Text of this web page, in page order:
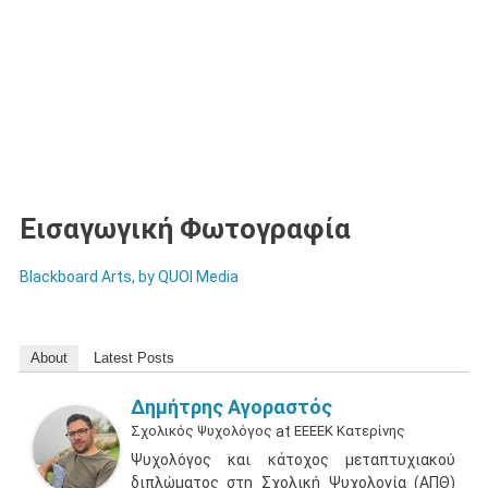
Εισαγωγική Φωτογραφία
Blackboard Arts, by QUOI Media
About Latest Posts
Δημήτρης Αγοραστός
Σχολικός Ψυχολόγος at ΕΕΕΕΚ Κατερίνης
Ψυχολόγος και κάτοχος μεταπτυχιακού
διπλώματος στη Σχολική Ψυχολογία (ΑΠΘ)